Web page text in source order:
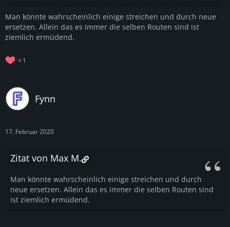
Man könnte wahrscheinlich einige streichen und durch neue
ersetzen. Allein das es immer die selben Routen sind ist
ziemlich ermüdend.
1
Fynn
17. Februar 2020
Zitat von Max M.
Man könnte wahrscheinlich einige streichen und durch
neue ersetzen. Allein das es immer die selben Routen sind
ist ziemlich ermüdend.